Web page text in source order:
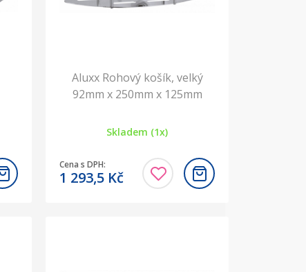
Aluxx Rohový košík, velký
92mm x 250mm x 125mm
Skladem (1x)
Cena s DPH:
1 293,5 Kč